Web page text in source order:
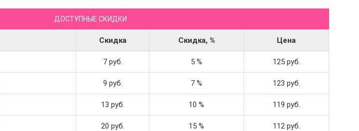
ДОСТУПНЫЕ СКИДКИ
Скидка Скидка, % Цена
7 руб. 5 % 125 руб.
9 руб. 7 % 123 руб.
13 руб. 10 % 119 руб.
20 руб. 15 % 112 руб.